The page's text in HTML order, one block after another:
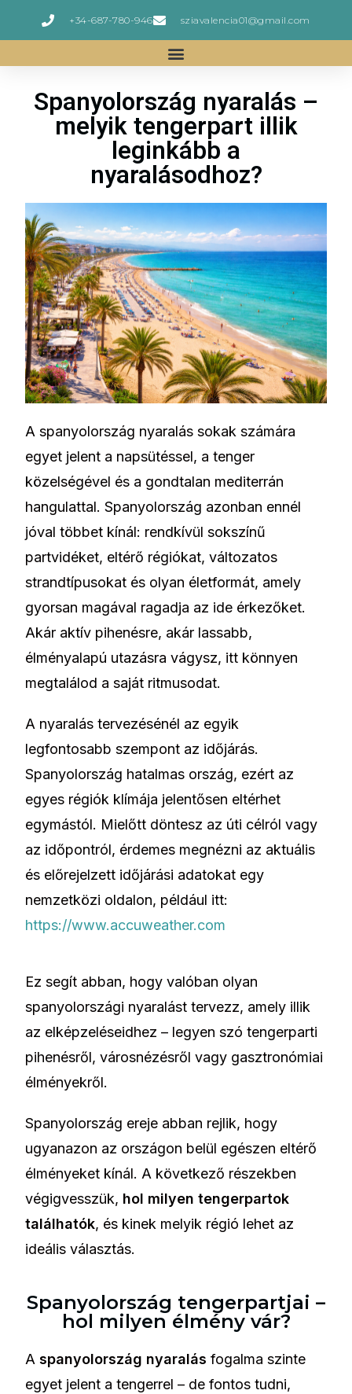
+34-687-780-946 sziavalencia01@gmail.com
Spanyolország nyaralás –
melyik tengerpart illik
leginkább a
nyaralásodhoz?
A spanyolország nyaralás sokak számára
egyet jelent a napsütéssel, a tenger
közelségével és a gondtalan mediterrán
hangulattal. Spanyolország azonban ennél
jóval többet kínál: rendkívül sokszínű
partvidéket, eltérő régiókat, változatos
strandtípusokat és olyan életformát, amely
gyorsan magával ragadja az ide érkezőket.
Akár aktív pihenésre, akár lassabb,
élményalapú utazásra vágysz, itt könnyen
megtalálod a saját ritmusodat.
A nyaralás tervezésénél az egyik
legfontosabb szempont az időjárás.
Spanyolország hatalmas ország, ezért az
egyes régiók klímája jelentősen eltérhet
egymástól. Mielőtt döntesz az úti célról vagy
az időpontról, érdemes megnézni az aktuális
és előrejelzett időjárási adatokat egy
nemzetközi oldalon, például itt:
https://www.accuweather.com
Ez segít abban, hogy valóban olyan
spanyolországi nyaralást tervezz, amely illik
az elképzeléseidhez – legyen szó tengerparti
pihenésről, városnézésről vagy gasztronómiai
élményekről.
Spanyolország ereje abban rejlik, hogy
ugyanazon az országon belül egészen eltérő
élményeket kínál. A következő részekben
végigvesszük, hol milyen tengerpartok
találhatók, és kinek melyik régió lehet az
ideális választás.
Spanyolország tengerpartjai –
hol milyen élmény vár?
Aspanyolország nyaralás fogalma szinte
egyet jelent a tengerrel – de fontos tudni,